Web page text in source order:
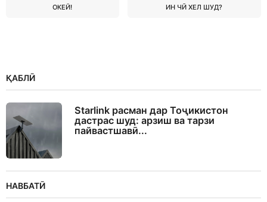
ОКЕЙ! ИН ЧӢ ХЕЛ ШУД?
ҚАБЛӢ
Starlink расман дар Тоҷикистон
дастрас шуд: арзиш ва тарзи
пайвастшавӣ...
НАВБАТӢ